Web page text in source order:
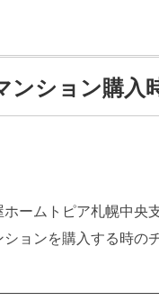
ンション購入
ームトピア札幌中央
ョンを購入する時の